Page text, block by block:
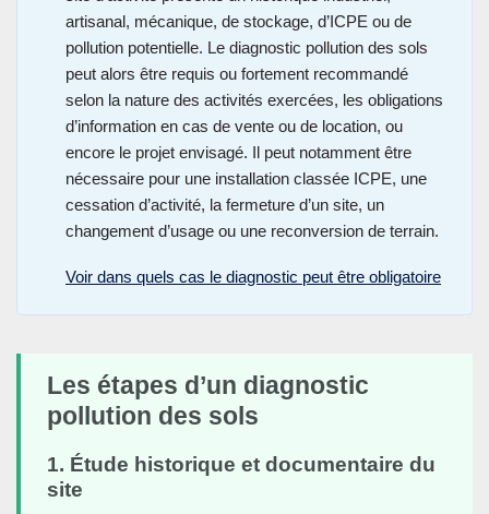
artisanal, mécanique, de stockage, d’ICPE ou de
pollution potentielle. Le diagnostic pollution des sols
peut alors être requis ou fortement recommandé
selon la nature des activités exercées, les obligations
d’information en cas de vente ou de location, ou
encore le projet envisagé. Il peut notamment être
nécessaire pour une installation classée ICPE, une
cessation d’activité, la fermeture d’un site, un
changement d’usage ou une reconversion de terrain.
Voir dans quels cas le diagnostic peut être obligatoire
Les étapes d’un diagnostic
pollution des sols
1. Étude historique et documentaire du
site